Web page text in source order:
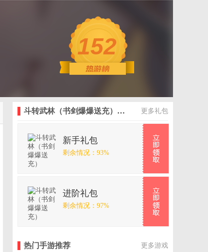
152
斗转武林（书剑爆爆送充）最新礼包 更多礼包
新手礼包
剩余情况：93%
进阶礼包
剩余情况：97%
热门手游推荐 更多游戏